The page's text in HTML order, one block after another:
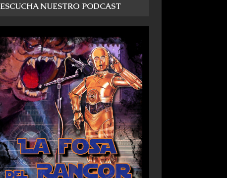
ESCUCHA NUESTRO PODCAST